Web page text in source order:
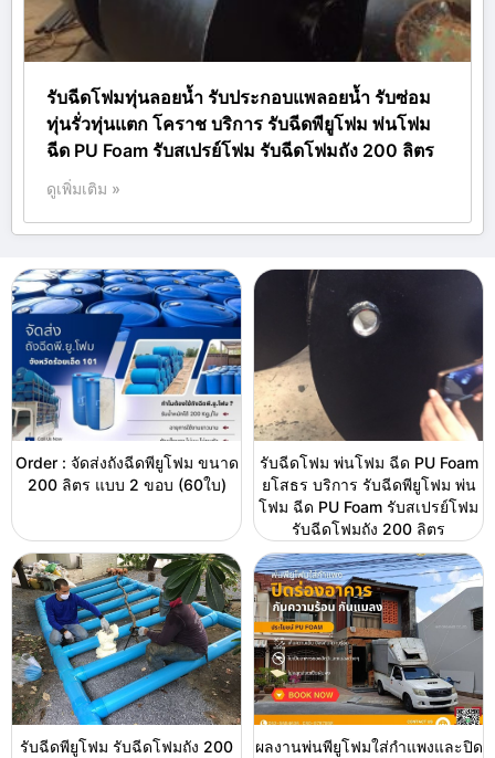
รับฉีดโฟมทุ่นลอยน้ำ รับประกอบแพลอยน้ำ รับซ่อม
ทุ่นรั่วทุ่นแตก โคราช บริการ รับฉีดพียูโฟม พ่นโฟม
ฉีด PU Foam รับสเปรย์โฟม รับฉีดโฟมถัง 200 ลิตร
ดูเพิ่มเติม »
Order : จัดส่งถังฉีดพียูโฟม ขนาด
200 ลิตร แบบ 2 ขอบ (60ใบ)
รับฉีดโฟม พ่นโฟม ฉีด PU Foam
ยโสธร บริการ รับฉีดพียูโฟม พ่น
โฟม ฉีด PU Foam รับสเปรย์โฟม
รับฉีดโฟมถัง 200 ลิตร
รับฉีดพียูโฟม รับฉีดโฟมถัง 200
ผลงานพ่นพียูโฟมใส่กำแพงและปิด